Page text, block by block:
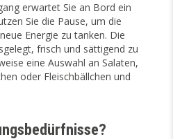
erwartet Sie an Bord ein
Sie die Pause, um die
Energie zu tanken. Die
frisch und sättigend zu
eine Auswahl an Salaten,
oder Fleischbällchen und